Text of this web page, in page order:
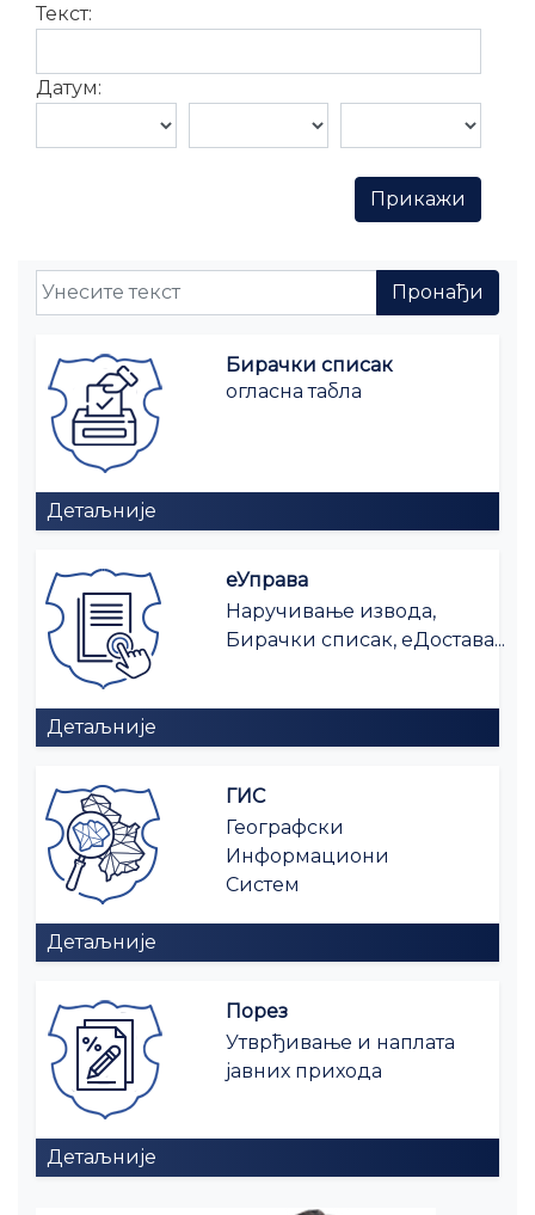
Текст:
Датум:
Бирачки списак
огласна табла
Детаљније
еУправа
Наручивање извода,
Бирачки списак, еДостава...
Детаљније
ГИС
Географски
Информациони
Систем
Детаљније
Порез
Утврђивање и наплата
јавних прихода
Детаљније